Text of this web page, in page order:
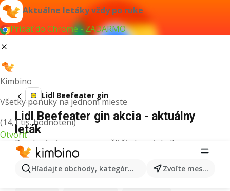
Aktuálne letáky vždy po ruke
Pridať do Chrome - ZADARMO
Kimbino
Všetky ponuky na jednom mieste
(14,1 tis. hodnotení)
Otvoriť
Hľadajte obchody, kategórie, produkty... Zvoľte mesto
Lidl Beefeater gin
Lidl Beefeater gin akcia - aktuálny
leták
Pre daný výraz sme nenašli žiadne výsledky.
Ďalšie produkty v obchodoch Lidl
Lidl Kapor Ashwagandha Nintendo Switch